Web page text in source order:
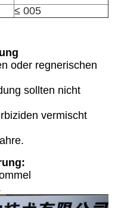
≤ 005
oder regnerischen
sollten nicht
vermischt